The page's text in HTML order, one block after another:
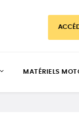
MATÉRIELS